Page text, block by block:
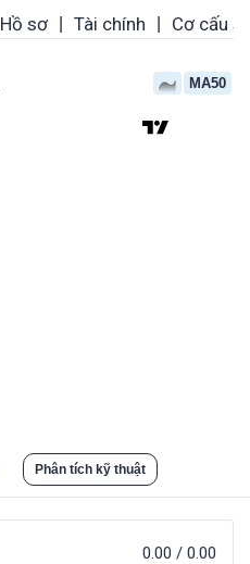
Hồ sơ Tài chính Cơ cấu
MA50
Phân tích kỹ thuật
0.00
/
0.00